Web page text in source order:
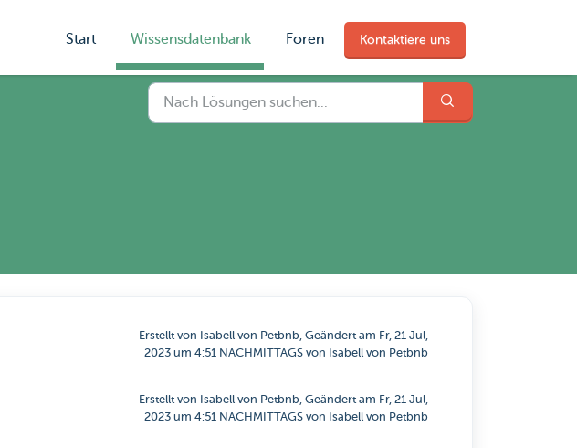
Start Wissensdatenbank Foren Kontaktiere uns
Erstellt von Isabell von Petbnb, Geändert am Fr, 21 Jul,
2023 um 4:51 NACHMITTAGS von Isabell von Petbnb
Erstellt von Isabell von Petbnb, Geändert am Fr, 21 Jul,
2023 um 4:51 NACHMITTAGS von Isabell von Petbnb